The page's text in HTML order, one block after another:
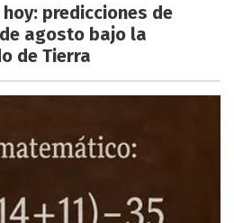
predicciones de
agosto bajo la
de Tierra